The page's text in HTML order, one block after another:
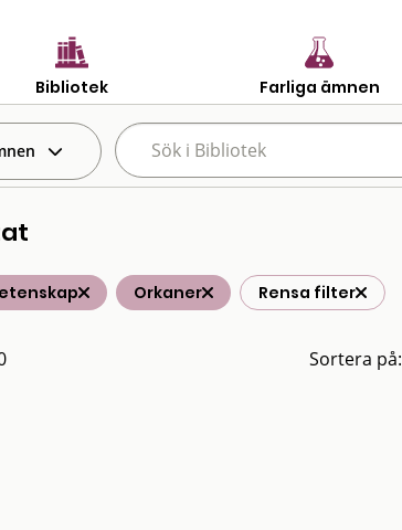
Bibliotek Farliga ämnen
Orkaner Rensa filter
Sortera på: